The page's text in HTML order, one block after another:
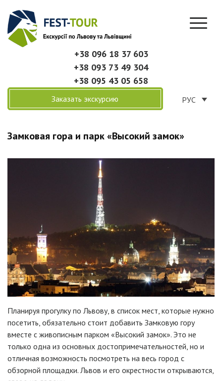
+38 096 18 37 603
+38 093 73 49 304
+38 095 43 05 658
РУС
Заказать экскурсию
Замковая гора и парк «Высокий замок»
Планируя прогулку по Львову, в список мест, которые нужно
посетить, обязательно стоит добавить Замковую гору
вместе с живописным парком «Высокий замок». Это не
только одна из основных достопримечательностей, но и
отличная возможность посмотреть на весь город с
обзорной площадки. Львов и его окрестности открываются,